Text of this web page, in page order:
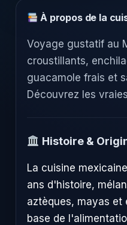
À propos de la
Voyage gustatif au
croustillants,
guacamole frais et
Découvrez les
Histoire &
La cuisine
ans d'histoire,
aztèques, mayas et
base de